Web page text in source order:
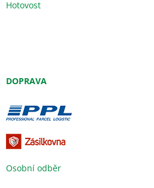
Hotovost
DOPRAVA
Osobní odběr